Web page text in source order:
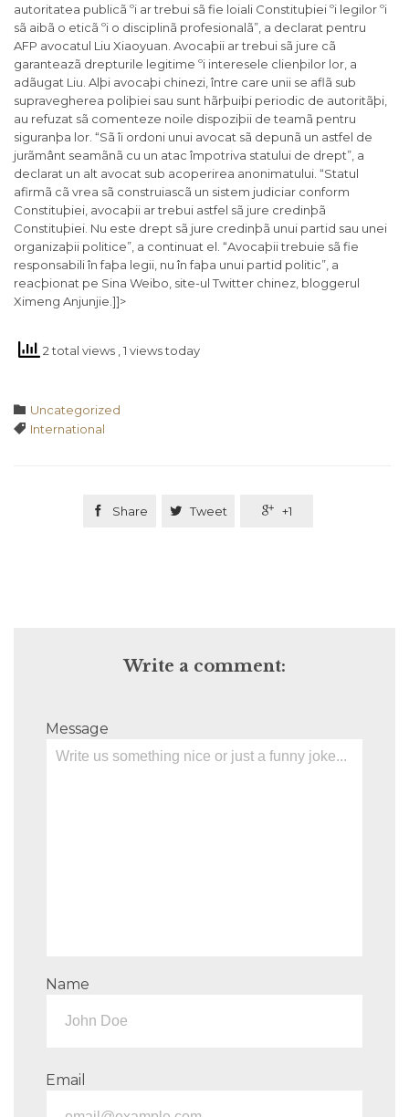
autoritatea publicã ºi ar trebui sã fie loiali Constituþiei ºi legilor ºi
sã aibã o eticã ºi o disciplinã profesionalã”, a declarat pentru
AFP avocatul Liu Xiaoyuan. Avocaþii ar trebui sã jure cã
garanteazã drepturile legitime ºi interesele clienþilor lor, a
adãugat Liu. Alþi avocaþi chinezi, între care unii se aflã sub
supravegherea poliþiei sau sunt hãrþuiþi periodic de autoritãþi,
au refuzat sã comenteze noile dispoziþii de teamã pentru
siguranþa lor. “Sã îi ordoni unui avocat sã depunã un astfel de
jurãmânt seamãnã cu un atac împotriva statului de drept”, a
declarat un alt avocat sub acoperirea anonimatului. “Statul
afirmã cã vrea sã construiascã un sistem judiciar conform
Constituþiei, avocaþii ar trebui astfel sã jure credinþã
Constituþiei. Nu este drept sã jure credinþã unui partid sau unei
organizaþii politice”, a continuat el. “Avocaþii trebuie sã fie
responsabili în faþa legii, nu în faþa unui partid politic”, a
reacþionat pe Sina Weibo, site-ul Twitter chinez, bloggerul
Ximeng Anjunjie.]]>
2 total views , 1 views today
 Category
Uncategorized
 Tags
International
 Share  Tweet  +1
Write a comment:
Message
Name
Email